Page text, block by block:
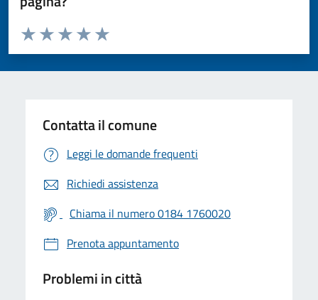
Valuta da 1 a 5 stelle la pagina
Valuta 5 stelle su 5
Valuta 4 stelle su 5
Valuta 3 stelle su 5
Valuta 2 stelle su 5
Valuta 1 stelle su 5
Contatta il comune
Leggi le domande frequenti
Richiedi assistenza
Chiama il numero 0184 1760020
Prenota appuntamento
Problemi in città